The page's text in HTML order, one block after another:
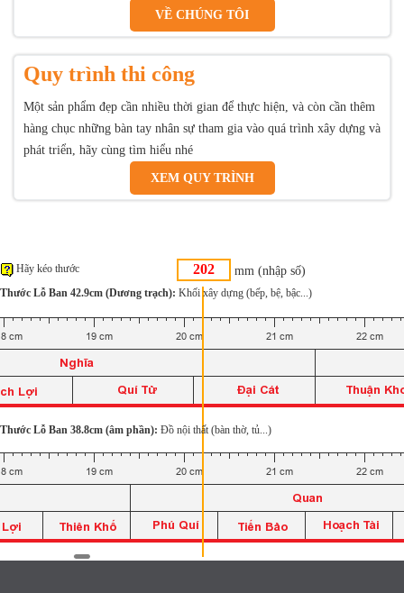
VỀ CHÚNG TÔI
Quy trình thi công
Một sản phẩm đẹp cần nhiều thời gian để thực hiện, và còn cần thêm
hàng chục những bàn tay nhân sự tham gia vào quá trình xây dựng và
phát triển, hãy cùng tìm hiểu nhé
XEM QUY TRÌNH
mm (nhập số)
Hãy kéo thước
Thước Lỗ Ban 42.9cm (Dương trạch): Khối xây dựng (bếp, bệ, bậc...)
Thước Lỗ Ban 38.8cm (âm phần): Đồ nội thất (bàn thờ, tủ...)